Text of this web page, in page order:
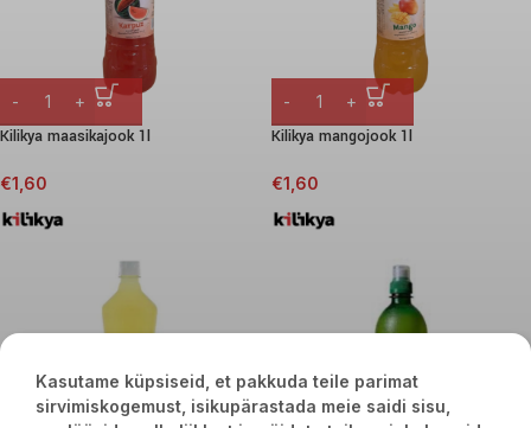
Kilikya maasikajook 1l
€1,60
Kilikya mangojook 1l
€1,60
Kasutame küpsiseid, et pakkuda teile parimat
sirvimiskogemust, isikupärastada meie saidi sisu,